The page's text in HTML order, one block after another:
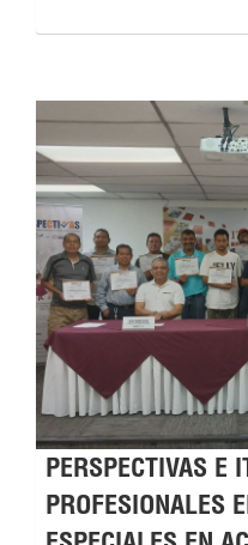
PERSPECTIVAS E
PROFESIONALES